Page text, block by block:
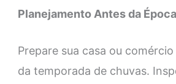
Planejamento Antes da
Prepare sua casa ou
da temporada de chuvas.